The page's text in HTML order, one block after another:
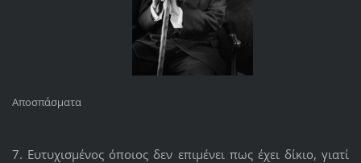
Αποσπάσματα
7. Ευτυχισμένος όποιος δεν επιμένει πως έχει δίκιο, γιατί